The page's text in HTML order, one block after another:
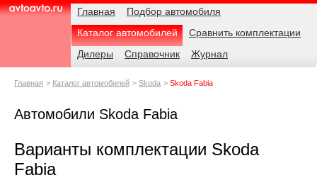
AvtoAvto.ru
Навигация Главная
Подбор автомобиля
Каталог автомобилей
Сравнить комплектации
Дилеры
Справочник Журнал
Родительские
Главная Каталог автомобилей Skoda Skoda Fabia
Автомобили Skoda Fabia
Варианты комплектации Skoda
Fabia